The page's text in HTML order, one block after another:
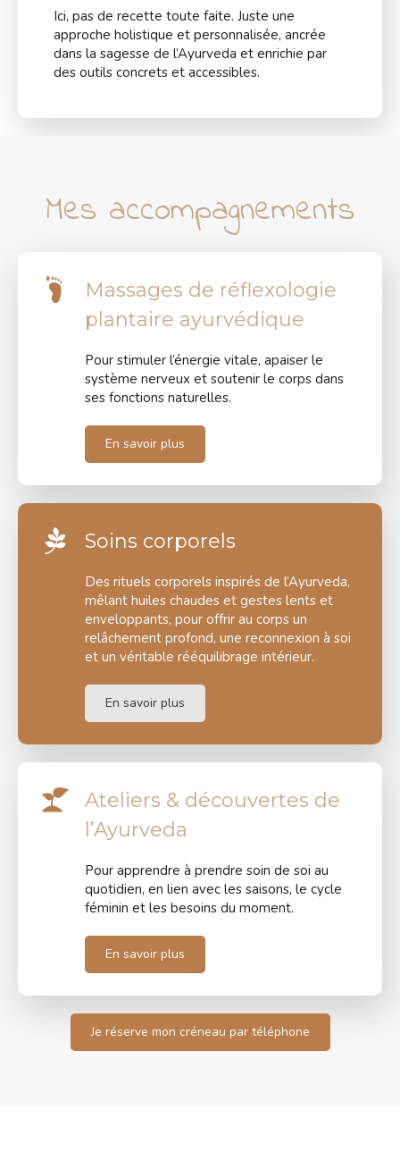
Ici, pas de recette toute faite. Juste une
approche holistique et personnalisée, ancrée
dans la sagesse de l’Ayurveda et enrichie par
des outils concrets et accessibles.
Mes accompagnements
Massages de réflexologie
plantaire ayurvédique
Pour stimuler l’énergie vitale, apaiser le
système nerveux et soutenir le corps dans
ses fonctions naturelles.
En savoir plus
Soins corporels
Des rituels corporels inspirés de l’Ayurveda,
mêlant huiles chaudes et gestes lents et
enveloppants, pour offrir au corps un
relâchement profond, une reconnexion à soi
et un véritable rééquilibrage intérieur.
En savoir plus
Ateliers & découvertes de
l’Ayurveda
Pour apprendre à prendre soin de soi au
quotidien, en lien avec les saisons, le cycle
féminin et les besoins du moment.
En savoir plus
Je réserve mon créneau par téléphone